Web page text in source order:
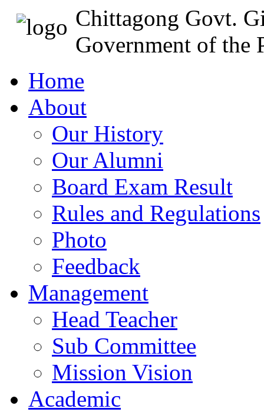
Chittagong Govt.
Government of the
Home
About
Our History
Our Alumni
Board Exam Result
Rules and Regulations
Photo
Feedback
Management
Head Teacher
Sub Committee
Mission Vision
Academic